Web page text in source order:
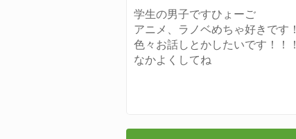
学生の男子ですひょーご
アニメ、ラノベめちゃ好きです！
色々お話しとかしたいです！！！
なかよくしてね